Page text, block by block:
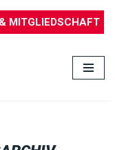
MITGLIEDSCHAFT